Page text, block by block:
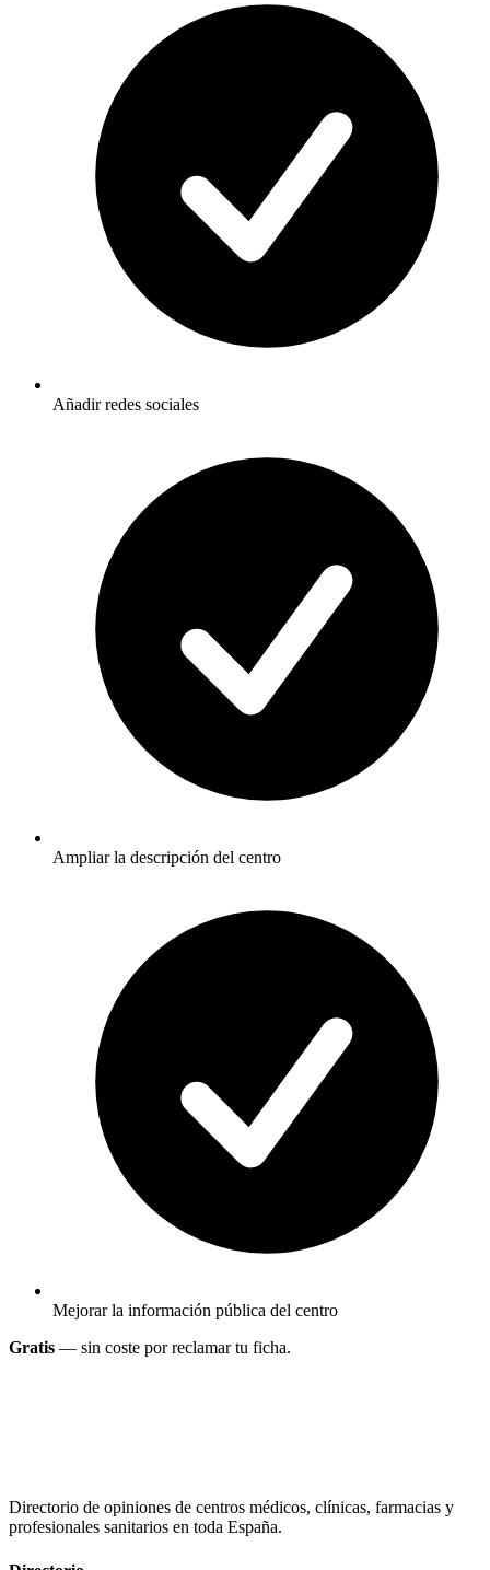
Añadir redes sociales
Ampliar la descripción del centro
Mejorar la información pública del centro
Gratis — sin coste por reclamar tu ficha.
Directorio de opiniones de centros médicos, clínicas, farmacias y
profesionales sanitarios en toda España.